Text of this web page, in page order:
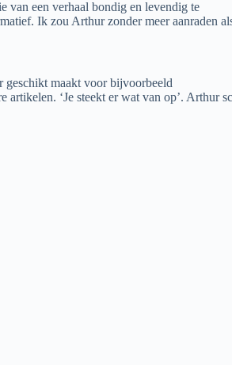
van een verhaal bondig en levendig te
Ik zou Arthur zonder meer aanraden
maakt voor bijvoorbeeld
‘Je steekt er wat van op’. Arthur